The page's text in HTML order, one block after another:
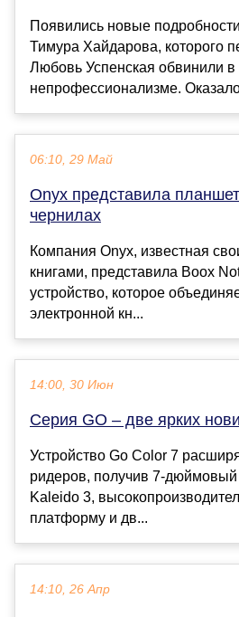
Появились новые
Тимура Хайдарова, которого
Любовь Успенская обвинили в
непрофессионализме.
06:10, 29 Май
Onyx представила
чернилах
Компания Onyx, известная
книгами, представила Boox
устройство, которое
электронной кн...
14:00, 30 Июн
Серия GO – две ярких
Устройство Go Color 7
ридеров, получив 7-
Kaleido 3,
платформу и дв...
14:10, 26 Апр